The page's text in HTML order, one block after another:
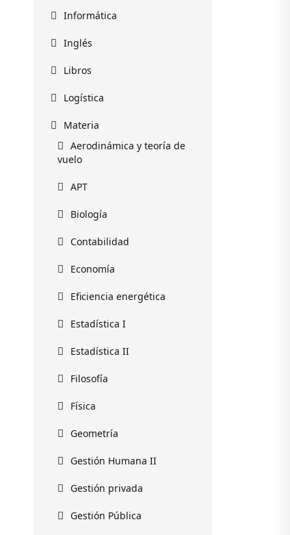
Informática
Inglés
Libros
Logística
Materia
Aerodinámica y teoría de
vuelo
APT
Biología
Contabilidad
Economía
Eficiencia energética
Estadística I
Estadística II
Filosofía
Física
Geometría
Gestión Humana II
Gestión privada
Gestión Pública